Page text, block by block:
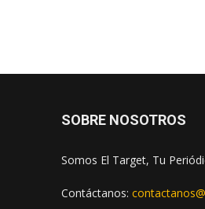
SOBRE NOSOTROS
Somos El Target, Tu
Contáctanos: